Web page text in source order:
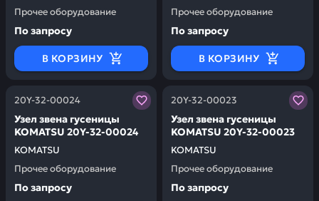
Прочее оборудование
По запросу
В КОРЗИНУ
Прочее оборудование
По запросу
В КОРЗИНУ
20Y-32-00024
KOMATSU
Узел звена гусеницы
KOMATSU 20Y-32-00024
Прочее оборудование
Заказывая запчасти у нас, вы получаете гарантию
По запросу
20Y-32-00023
KOMATSU
Узел звена гусеницы
KOMATSU 20Y-32-00023
Прочее оборудование
Заказывая запчасти у
По запросу